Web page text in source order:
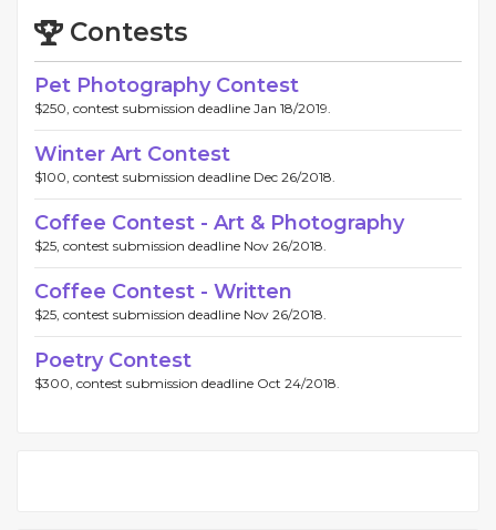
Contests
Pet Photography Contest
$250, contest submission deadline Jan 18/2019.
Winter Art Contest
$100, contest submission deadline Dec 26/2018.
Coffee Contest - Art & Photography
$25, contest submission deadline Nov 26/2018.
Coffee Contest - Written
$25, contest submission deadline Nov 26/2018.
Poetry Contest
$300, contest submission deadline Oct 24/2018.